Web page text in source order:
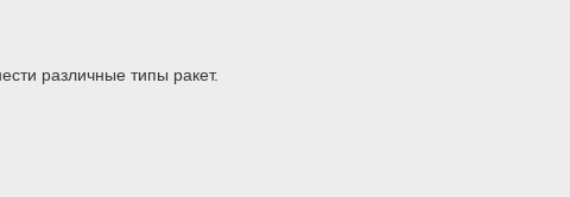
различные типы ракет.